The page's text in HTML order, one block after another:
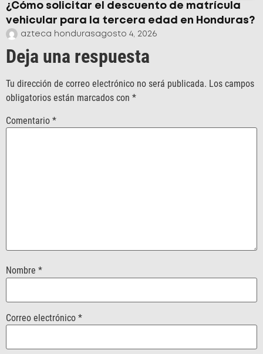
¿Cómo solicitar el descuento de matrícula
vehicular para la tercera edad en Honduras?
azteca hondurasagosto 4, 2026
Deja una respuesta
Tu dirección de correo electrónico no será publicada. Los campos
obligatorios están marcados con *
Comentario *
Nombre *
Correo electrónico *